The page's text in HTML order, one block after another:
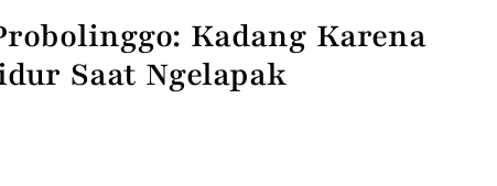
Kadang Karena
Saat Ngelapak